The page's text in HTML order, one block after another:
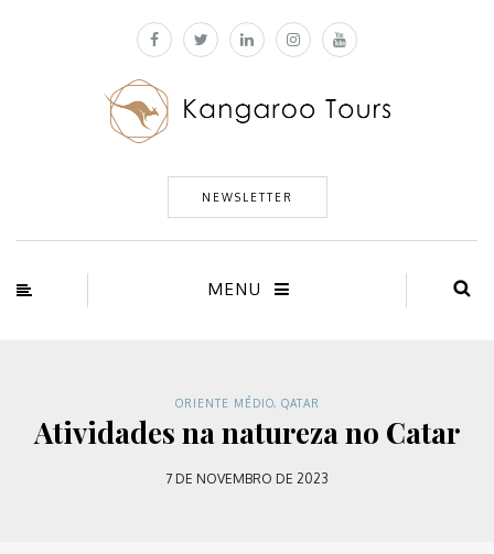
NEWSLETTER
MENU
ORIENTE MÉDIO, QATAR
Atividades na natureza no Catar
7 DE NOVEMBRO DE 2023